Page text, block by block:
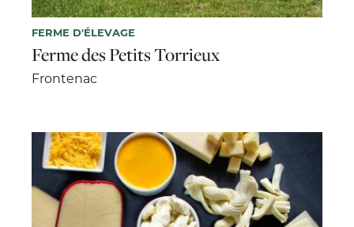
FERME D'ÉLEVAGE
Ferme des Petits Torrieux
Frontenac